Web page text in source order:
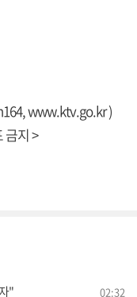
www.ktv.go.kr)
금지 >
" 02:32